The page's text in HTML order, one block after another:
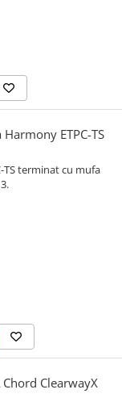
ETPC-TS
TS terminat cu mufa
ClearwayX